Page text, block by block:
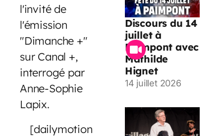
l'invité de
l'émission
"Dimanche +"
sur Canal +,
interrogé par
Anne-Sophie
Lapix.
[dailymotion
Discours du 14
juillet à
Paimpont avec
Mathilde
Hignet
14 juillet 2026